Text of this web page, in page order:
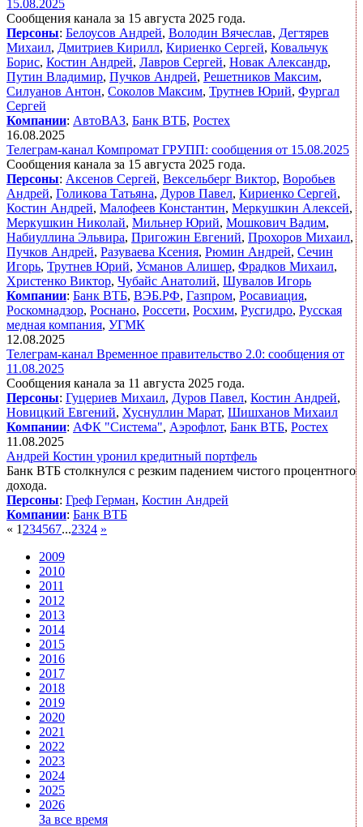
15.08.2025
Сообщения канала за 15 августа 2025 года.
Персоны: Белоусов Андрей, Володин Вячеслав, Дегтярев
Михаил, Дмитриев Кирилл, Кириенко Сергей, Ковальчук
Борис, Костин Андрей, Лавров Сергей, Новак Александр,
Путин Владимир, Пучков Андрей, Решетников Максим,
Силуанов Антон, Соколов Максим, Трутнев Юрий, Фургал
Сергей
Компании: АвтоВАЗ, Банк ВТБ, Ростех
16.08.2025
Телеграм-канал Компромат ГРУПП: сообщения от 15.08.2025
Сообщения канала за 15 августа 2025 года.
Персоны: Аксенов Сергей, Вексельберг Виктор, Воробьев
Андрей, Голикова Татьяна, Дуров Павел, Кириенко Сергей,
Костин Андрей, Малофеев Константин, Меркушкин Алексей,
Меркушкин Николай, Мильнер Юрий, Мошкович Вадим,
Набиуллина Эльвира, Пригожин Евгений, Прохоров Михаил,
Пучков Андрей, Разуваева Ксения, Рюмин Андрей, Сечин
Игорь, Трутнев Юрий, Усманов Алишер, Фрадков Михаил,
Христенко Виктор, Чубайс Анатолий, Шувалов Игорь
Компании: Банк ВТБ, ВЭБ.РФ, Газпром, Росавиация,
Роскомнадзор, Роснано, Россети, Росхим, Русгидро, Русская
медная компания, УГМК
12.08.2025
Телеграм-канал Временное правительство 2.0: сообщения от
11.08.2025
Сообщения канала за 11 августа 2025 года.
Персоны: Гуцериев Михаил, Дуров Павел, Костин Андрей,
Новицкий Евгений, Хуснуллин Марат, Шишханов Михаил
Компании: АФК "Система", Аэрофлот, Банк ВТБ, Ростех
11.08.2025
Андрей Костин уронил кредитный портфель
Банк ВТБ столкнулся с резким падением чистого процентного
дохода.
Персоны: Греф Герман, Костин Андрей
Компании: Банк ВТБ
« 1 234567...2324 »
2009
2010
2011
2012
2013
2014
2015
2016
2017
2018
2019
2020
2021
2022
2023
2024
2025
2026
За все время